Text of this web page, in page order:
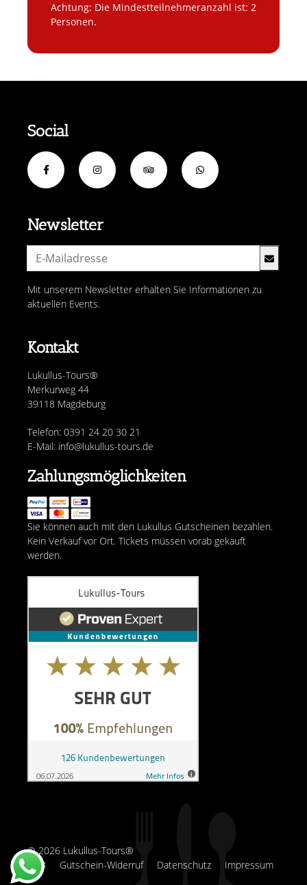
Achtung: Die Mindestteilnehmeranzahl ist: 2
Personen.
Kontakt
Lukullus-Tours®
Merkurweg 44
39118 Magdeburg
Telefon: 0391 24 20 30 21
E-Mail: info@lukullus-tours.de
Newsletter
Mit unserem Newsletter erhalten Sie Informationen zu
aktuellen Events.
Social
Zahlungsmöglichkeiten
Sie können auch mit den Lukullus Gutscheinen bezahlen.
Kein Verkauf vor Ort. Tickets müssen vorab gekauft
werden.
AGB Gutschein-Widerruf Datenschutz Impressum
© 2026 Lukullus-Tours®